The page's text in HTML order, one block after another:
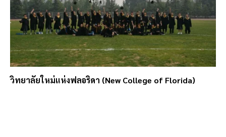
วิทยาลัยใหม่แห่งฟลอริดา (New College of Florida)